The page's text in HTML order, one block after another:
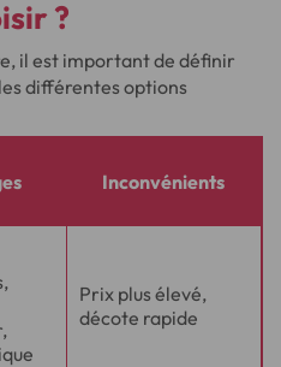
?
il est important de définir
différentes options
Inconvénients
Prix plus élevé,
décote rapide